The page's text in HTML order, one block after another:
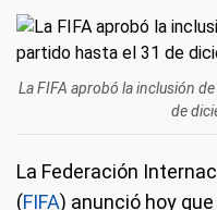
La FIFA aprobó la inclusión
de
La Federación
(FIFA) anunció hoy